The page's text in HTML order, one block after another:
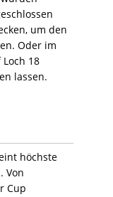
um den
Oder im
18
lassen.
höchste
Von
Cup